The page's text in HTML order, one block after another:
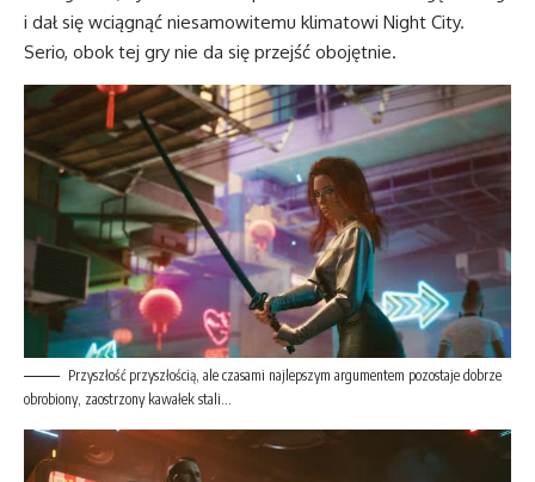
i dał się wciągnąć niesamowitemu klimatowi Night City.
Serio, obok tej gry nie da się przejść obojętnie.
Przyszłość przyszłością, ale czasami najlepszym argumentem pozostaje dobrze
obrobiony, zaostrzony kawałek stali…